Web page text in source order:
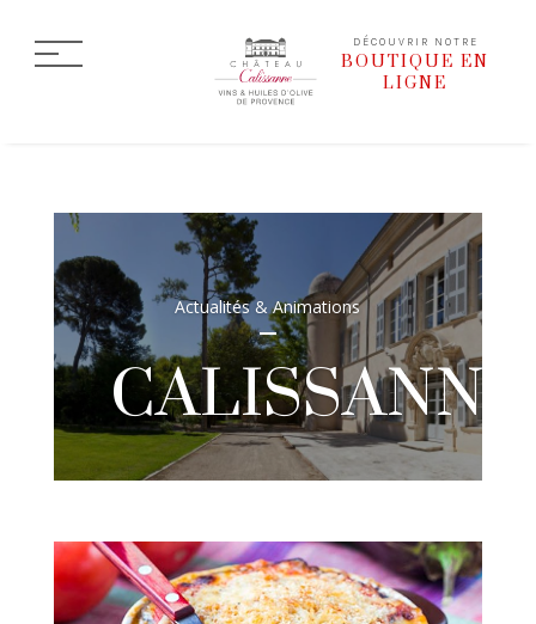
DÉCOUVRIR NOTRE
BOUTIQUE EN
LIGNE
Actualités & Animations